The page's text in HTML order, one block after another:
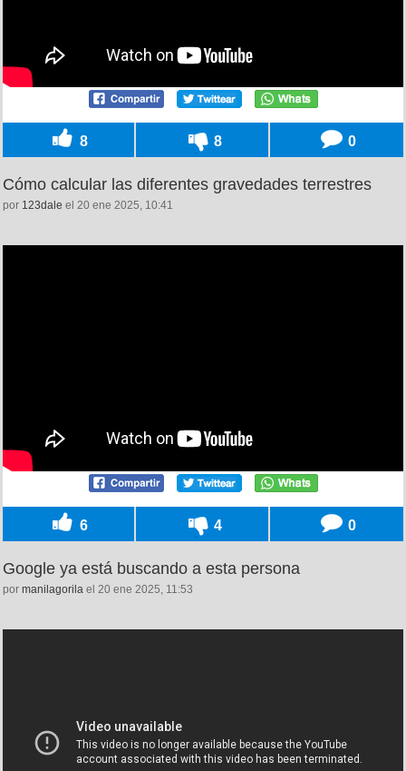
8 8 0
Cómo calcular las diferentes gravedades terrestres
por 123dale el 20 ene 2025, 10:41
6 4 0
Google ya está buscando a esta persona
por manilagorila el 20 ene 2025, 11:53